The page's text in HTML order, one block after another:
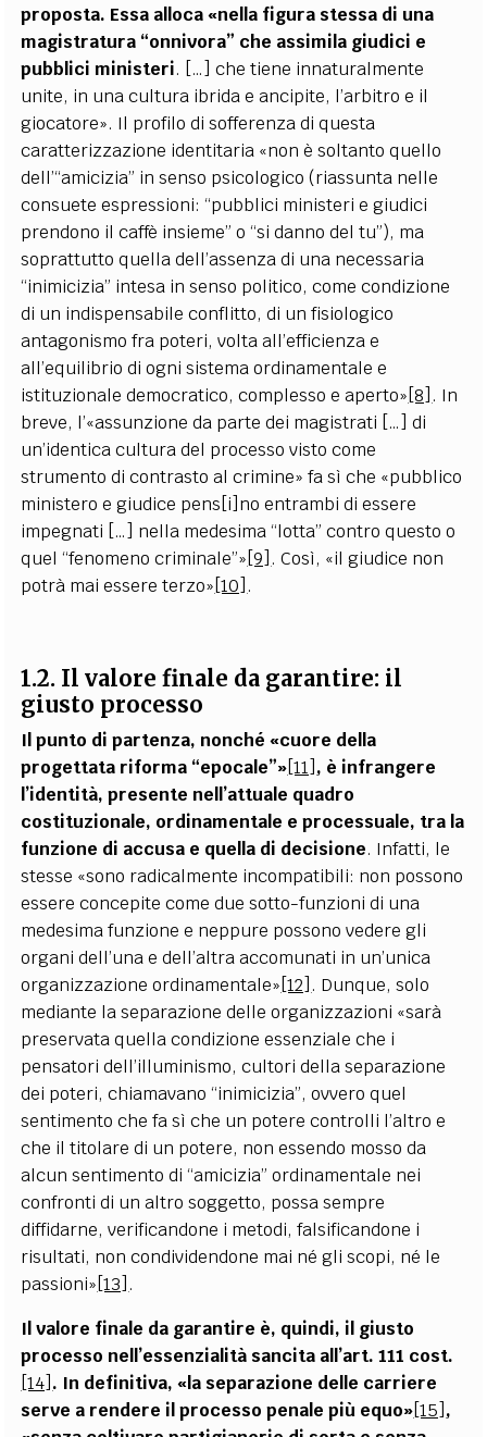
proposta. Essa alloca «nella figura stessa di una
magistratura “onnivora” che assimila giudici e
pubblici ministeri. […] che tiene innaturalmente
unite, in una cultura ibrida e ancipite, l’arbitro e il
giocatore». Il profilo di sofferenza di questa
caratterizzazione identitaria «non è soltanto quello
dell’“amicizia” in senso psicologico (riassunta nelle
consuete espressioni: “pubblici ministeri e giudici
prendono il caffè insieme” o “si danno del tu”), ma
soprattutto quella dell’assenza di una necessaria
“inimicizia” intesa in senso politico, come condizione
di un indispensabile conflitto, di un fisiologico
antagonismo fra poteri, volta all’efficienza e
all’equilibrio di ogni sistema ordinamentale e
istituzionale democratico, complesso e aperto»[8] . In
breve, l’«assunzione da parte dei magistrati […] di
un’identica cultura del processo visto come
strumento di contrasto al crimine» fa sì che «pubblico
ministero e giudice pens[i]no entrambi di essere
impegnati […] nella medesima “lotta” contro questo o
quel “fenomeno criminale”»[9] . Così, «il giudice non
potrà mai essere terzo»[10] .
1.2. Il valore finale da garantire: il
giusto processo
Il punto di partenza, nonché «cuore della
progettata riforma “epocale”»[11], è infrangere
l’identità, presente nell’attuale quadro
costituzionale, ordinamentale e processuale, tra la
funzione di accusa e quella di decisione. Infatti, le
stesse «sono radicalmente incompatibili: non possono
essere concepite come due sotto-funzioni di una
medesima funzione e neppure possono vedere gli
organi dell’una e dell’altra accomunati in un’unica
organizzazione ordinamentale»[12] . Dunque, solo
mediante la separazione delle organizzazioni «sarà
preservata quella condizione essenziale che i
pensatori dell’illuminismo, cultori della separazione
dei poteri, chiamavano “inimicizia”, ovvero quel
sentimento che fa sì che un potere controlli l’altro e
che il titolare di un potere, non essendo mosso da
alcun sentimento di “amicizia” ordinamentale nei
confronti di un altro soggetto, possa sempre
diffidarne, verificandone i metodi, falsificandone i
risultati, non condividendone mai né gli scopi, né le
passioni»[13] .
Il valore finale da garantire è, quindi, il giusto
processo nell’essenzialità sancita all’art. 111 cost.
[14]. In definitiva, «la separazione delle carriere
serve a rendere il processo penale più equo»[15],